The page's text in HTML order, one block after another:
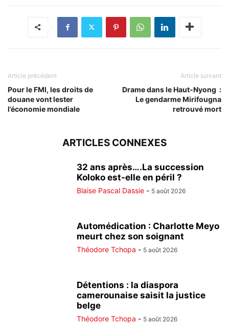
Article précédent
Pour le FMI, les droits de
douane vont lester
l’économie mondiale
Article suivant
Drame dans le Haut-Nyong :
Le gendarme Mirifougna
retrouvé mort
ARTICLES CONNEXES
32 ans après….La succession
Koloko est-elle en péril ?
Blaise Pascal Dassie - 5 août 2026
Automédication : Charlotte Meyo
meurt chez son soignant
Théodore Tchopa - 5 août 2026
Détentions : la diaspora
camerounaise saisit la justice
belge
Théodore Tchopa - 5 août 2026